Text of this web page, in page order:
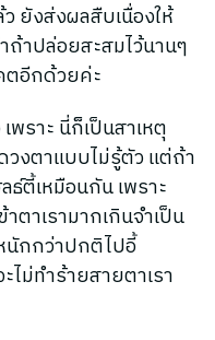
ยังส่งผลสืบเนื่องให้
ถ้าปล่อยสะสมไว้นานๆ
ตอีกด้วยค่ะ
พราะ นี่ก็เป็นสาเหตุ
วงตาแบบไม่รู้ตัว แต่ถ้า
ธ์ตี้เหมือนกัน เพราะ
ตาเรามากเกินจำเป็น
นักกว่าปกติไปอี้
ม่ทำร้ายสายตาเรา